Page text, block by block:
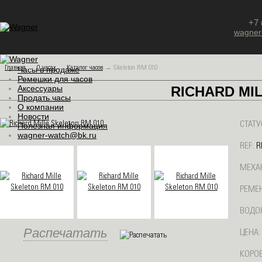
+7
Часы в продаже
Ремешки для часов
Аксессуары
Продать часы
О компании
Новости
Полезная информация
wagner-watch@bk.ru
Главная→О часах→Каталог часов → Skeleton RM 010
RICHARD
Распечатать
REF:
ЦЕНА: